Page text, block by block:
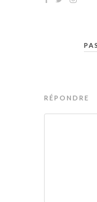
RÉPONDRE